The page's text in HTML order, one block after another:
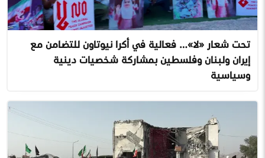
تحت شعار «لا»… فعالية في أكرا نيوتاون للتضامن مع
إيران ولبنان وفلسطين بمشاركة شخصيات دينية
وسياسية